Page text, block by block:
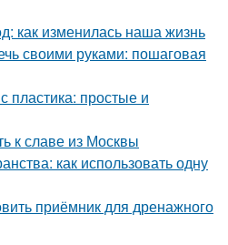
как изменилась наша жизнь
своими руками: пошаговая
пластика: простые и
к славе из Москвы
как использовать одну
приёмник для дренажного